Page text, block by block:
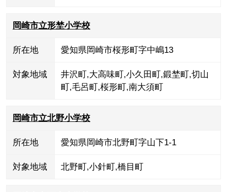
岡崎市立形埜小学校
所在地 愛知県岡崎市桜形町字中嶋13
対象地域 井沢町,大高味町,小久田町,鍛埜町,切山
町,毛呂町,桜形町,南大須町
岡崎市立北野小学校
所在地 愛知県岡崎市北野町字山下1-1
対象地域 北野町,小針町,橋目町